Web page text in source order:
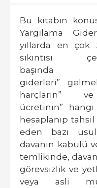
Bu kitabın
Yargılama
yıllarda en çok
sıkıntısı
giderleri”
harçların”
ücretinin”
hesaplanıp
eden bazı
davanın kabulü
temlikinde,
görevsizlik ve
veya asli